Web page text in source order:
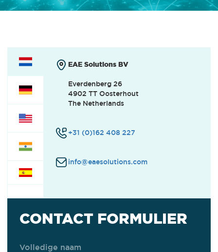
INTERNSHIPS (0)
EAE Solutions BV
Everdenberg 26
4902 TT Oosterhout
The Netherlands
+31 (0)162 408 227
info@eaesolutions.com
CONTACT FORMULIER